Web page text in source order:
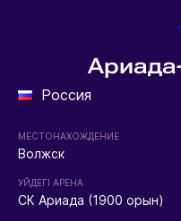
Россия
МЕСТОНАХОЖДЕНИЕ
Волжск
УЙДЕГІ АРЕНА
СК Ариада (1900 орын)